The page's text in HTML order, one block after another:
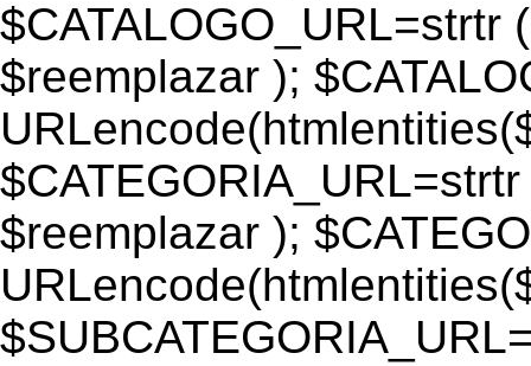
$CATALOGO_URL=strtr
$reemplazar );
$reemplazar );